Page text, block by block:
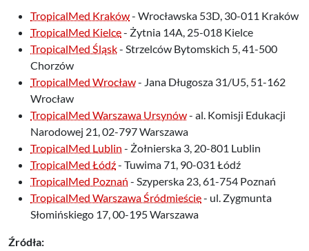
TropicalMed Kraków- Wrocławska 53D, 30-011 Kraków
TropicalMed Kielce- Żytnia 14A, 25-018 Kielce
TropicalMed Śląsk- Strzelców Bytomskich 5, 41-500
Chorzów
TropicalMed Wrocław- Jana Długosza 31/U5, 51-162
Wrocław
TropicalMed Warszawa Ursynów- al. Komisji Edukacji
Narodowej 21, 02-797 Warszawa
TropicalMed Lublin - Żołnierska 3, 20-801 Lublin
TropicalMed Łódź- Tuwima 71, 90-031 Łódź
TropicalMed Poznań - Szyperska 23, 61-754 Poznań
TropicalMed Warszawa Śródmieście- ul. Zygmunta
Słomińskiego 17, 00-195 Warszawa
Źródła: